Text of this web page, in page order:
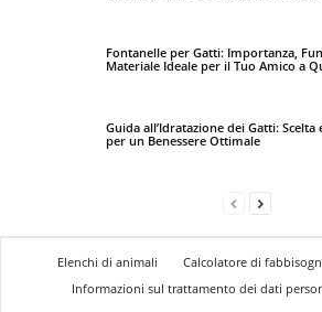
Fontanelle per Gatti: Importanza,
Materiale Ideale per il Tuo Amico a
Guida all’Idratazione dei Gatti:
per un Benessere Ottimale
Elenchi di animali
Calcolatore di
Informazioni sul trattamento dei dati